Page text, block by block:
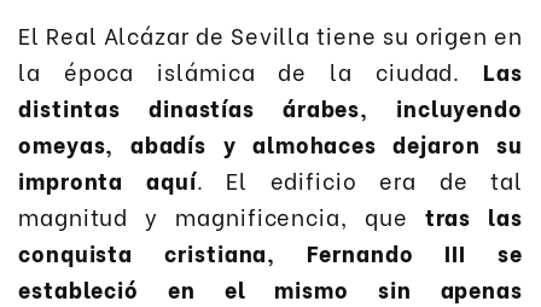
El Real Alcázar de Sevilla tiene su origen en
la época islámica de la ciudad. Las
distintas dinastías árabes, incluyendo
omeyas, abadís y almohaces dejaron su
impronta aquí. El edificio era de tal
magnitud y magnificencia, que tras las
conquista cristiana, Fernando III se
estableció en el mismo sin apenas